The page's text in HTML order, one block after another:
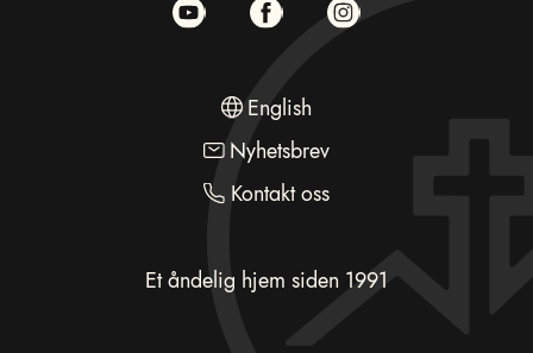
English
Nyhetsbrev
Kontakt oss
Et åndelig hjem siden 1991